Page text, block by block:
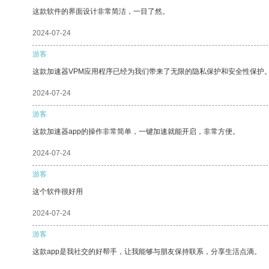
这款软件的界面设计非常简洁，一目了然。
2024-07-24
游客
这款加速器VPM应用程序已经为我们带来了无限的隐私保护和安全性保护
2024-07-24
游客
这款加速器app的操作非常简单，一键加速就能开启，非常方便。
2024-07-24
游客
这个软件很好用
2024-07-24
游客
这款app是我社交的好帮手，让我能够与朋友保持联系，分享生活点滴。